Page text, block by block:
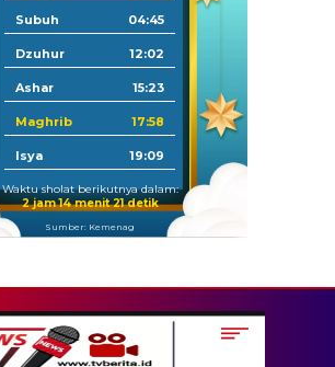
Subuh 04:45
Dzuhur 12:02
Ashar 15:23
Maghrib 17:58
Isya 19:09
Waktu sholat berikutnya dalam:
2 jam 14 menit 20 detik
Sumber: Kemenag